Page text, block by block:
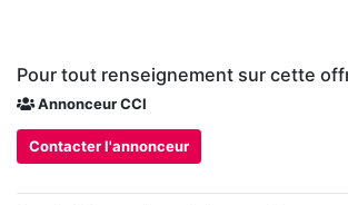
Pour tout renseignement sur cette
Annonceur CCI
Contacter l'annonceur